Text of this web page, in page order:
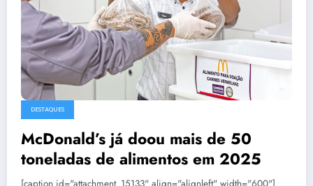
DESTAQUES
McDonald’s já doou mais de 50
toneladas de alimentos em 2025